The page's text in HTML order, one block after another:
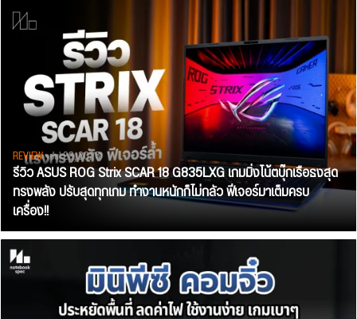
REVIEW• Jul 28, 2026
รีวิว ASUS ROG Strix SCAR 18 G835LXG เกมมิ่งโน้ตบุ๊กเรือธงสุด
ทรงพลัง ปรับสุดทุกเกม ทำงานหนักก็ไม่กลัว ฟีเจอร์มาเต็มครบ
เครื่อง!!